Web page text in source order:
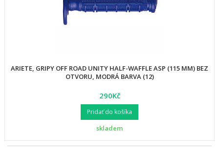
ARIETE, GRIPY OFF ROAD UNITY HALF-WAFFLE ASP (115 MM) BEZ
OTVORU, MODRÁ BARVA (12)
290Kč
Pridať do košíka
skladem